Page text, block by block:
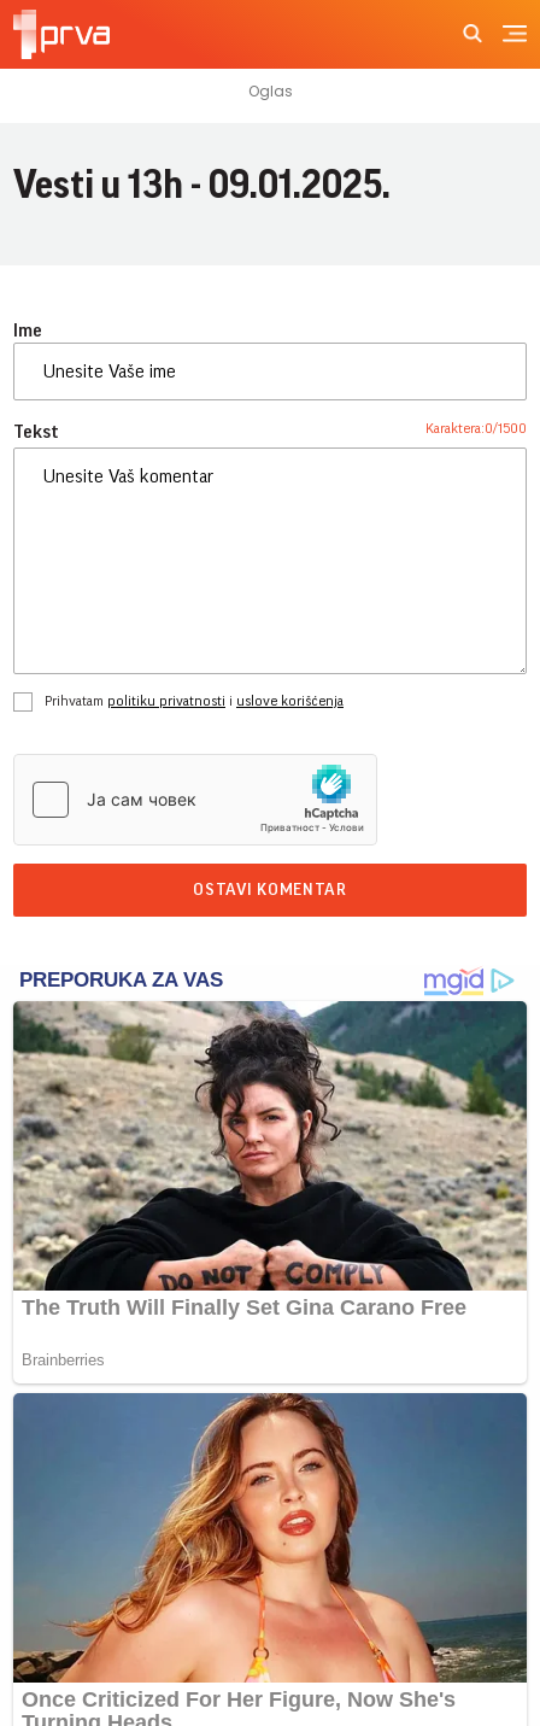
Vesti u 13h - 09.01.2025.
Ime
Tekst Karaktera:0/1500
Prihvatam politiku privatnosti i uslove korišćenja
OSTAVI KOMENTAR